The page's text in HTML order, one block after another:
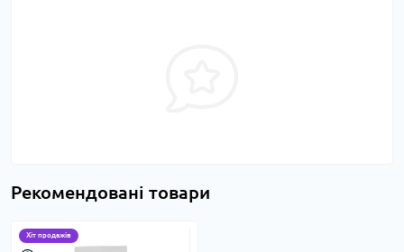
Рекомендовані товари
Хіт продажів